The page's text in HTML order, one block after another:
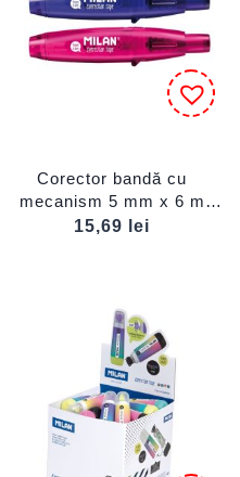
Corector bandă cu
mecanism 5 mm x 6 m
MILAN
15,69 lei